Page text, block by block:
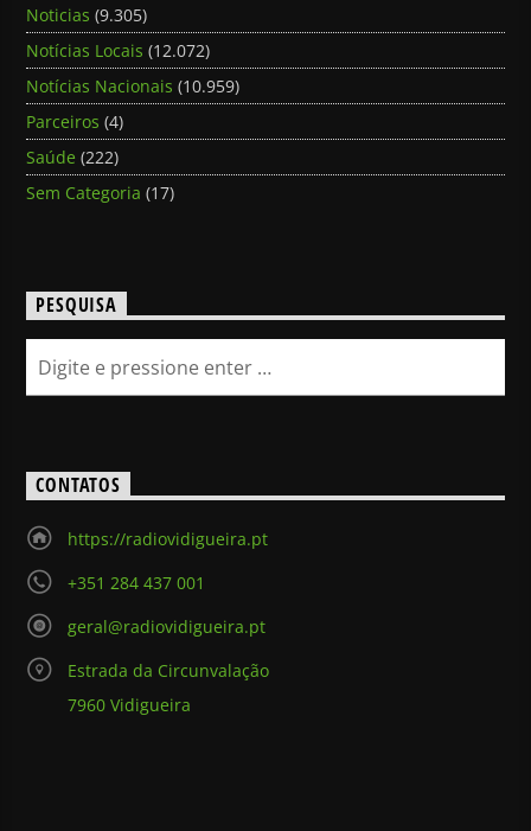
Noticias (9.305)
Notícias Locais (12.072)
Notícias Nacionais (10.959)
Parceiros (4)
Saúde (222)
Sem Categoria (17)
PESQUISA
CONTATOS
https://radiovidigueira.pt
+351 284 437 001
geral@radiovidigueira.pt
Estrada da Circunvalação
7960 Vidigueira